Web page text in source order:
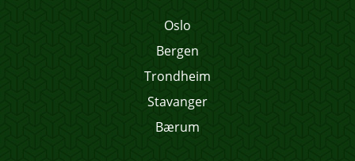
Oslo
Bergen
Trondheim
Stavanger
Bærum